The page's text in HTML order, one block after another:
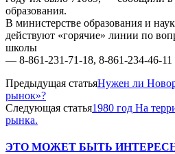
образования.
В министерстве образования и
действуют «горячие» линии по
школы
— 8-861-231-71-18, 8-861-234-46-11
Предыдущая статьяНужен ли
рынок»?
Следующая статья1980 год На
рынка.
ЭТО МОЖЕТ БЫТЬ